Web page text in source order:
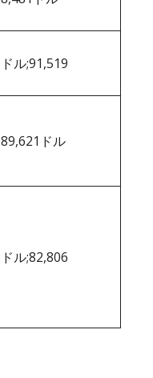
ドル;91,519
89,621ドル
ドル;82,806